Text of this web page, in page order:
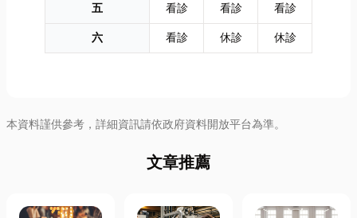
五
看診 看診
看診
六
看診 休診 休診
本資料謹供參考，詳細資訊請依政府資料開放平台為準。
文章推薦